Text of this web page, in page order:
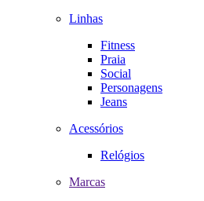
Linhas
Fitness
Praia
Social
Personagens
Jeans
Acessórios
Relógios
Marcas